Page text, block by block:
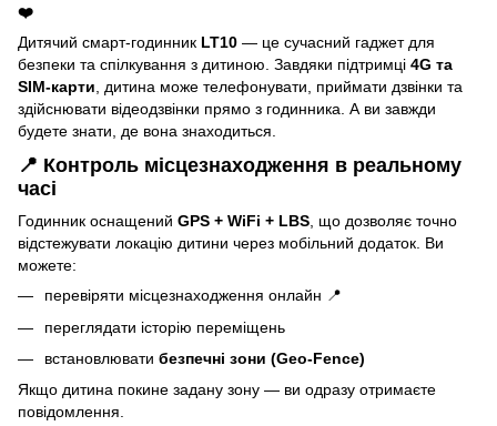
❤️
Дитячий смарт-годинник LT10 — це сучасний гаджет для
безпеки та спілкування з дитиною. Завдяки підтримці 4G та
SIM-карти , дитина може телефонувати, приймати дзвінки та
здійснювати відеодзвінки прямо з годинника. А ви завжди
будете знати, де вона знаходиться.
📍 Контроль місцезнаходження в реальному
часі
Годинник оснащений GPS + WiFi + LBS , що дозволяє точно
відстежувати локацію дитини через мобільний додаток. Ви
можете:
перевіряти місцезнаходження онлайн 📍
переглядати історію переміщень
встановлювати безпечні зони (Geo-Fence)
Якщо дитина покине задану зону — ви одразу отримаєте
повідомлення.